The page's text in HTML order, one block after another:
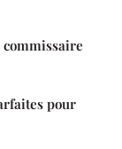
pour